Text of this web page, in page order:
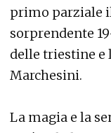
primo parziale
sorprendente
delle triestine e
Marchesini.
La magia e la